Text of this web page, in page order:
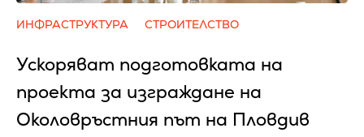
ИНФРАСТРУКТУРА СТРОИТЕЛСТВО
Ускоряват подготовката на
проекта за изграждане на
Околовръстния път на Пловдив